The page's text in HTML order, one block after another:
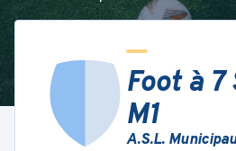
Foot à 7
M1
A.S.L.